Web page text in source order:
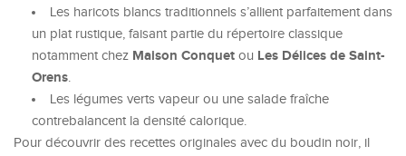
Les haricots blancs traditionnels s’allient parfaitement dans
un plat rustique, faisant partie du répertoire classique
notamment chez Maison Conquet ou Les Délices de Saint-
Orens.
Les légumes verts vapeur ou une salade fraîche
contrebalancent la densité calorique.
Pour découvrir des recettes originales avec du boudin noir, il